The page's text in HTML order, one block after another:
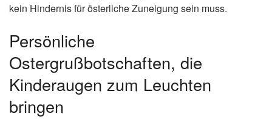
kein Hindernis für österliche Zuneigung sein muss.
Persönliche
Ostergrußbotschaften, die
Kinderaugen zum Leuchten
bringen